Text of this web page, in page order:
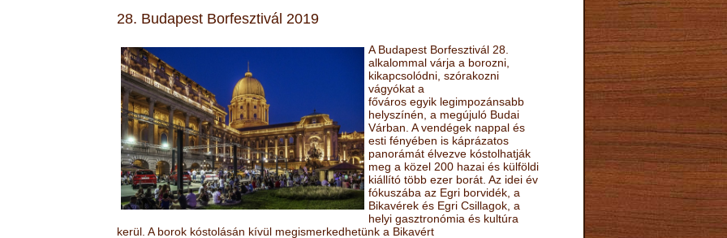
28. Budapest Borfesztivál 2019
A Budapest Borfesztivál 28.
alkalommal várja a borozni,
kikapcsolódni, szórakozni
vágyókat a
főváros egyik legimpozánsabb
helyszínén, a megújuló Budai
Várban. A vendégek nappal és
esti fényében is káprázatos
panorámát élvezve kóstolhatják
meg a közel 200 hazai és külföldi
kiállító több ezer borát. Az idei év
fókuszába az Egri borvidék, a
Bikavérek és Egri Csillagok, a
helyi gasztronómia és kultúra
kerül. A borok kóstolásán kívül megismerkedhetünk a Bikavért